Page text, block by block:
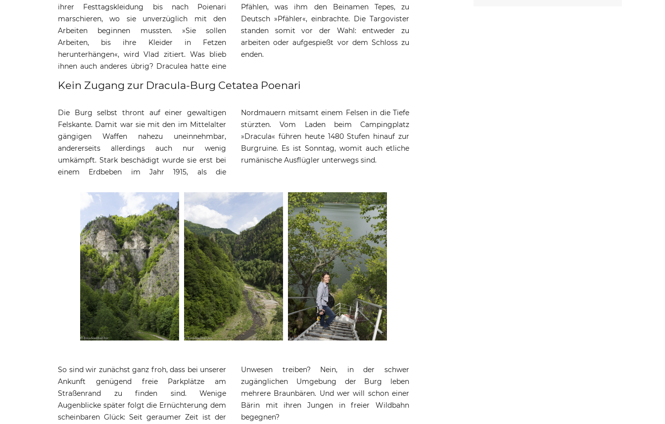
ihrer Festtagskleidung bis nach Poienari
marschieren, wo sie unverzüglich mit den
Arbeiten beginnen mussten. »Sie sollen
Arbeiten, bis ihre Kleider in Fetzen
herunterhängen«, wird Vlad zitiert. Was blieb
ihnen auch anderes übrig? Draculea hatte eine
Pfählen, was ihm den Beinamen Tepes, zu
Deutsch »Pfähler«, einbrachte. Die Targovister
standen somit vor der Wahl: entweder zu
arbeiten oder aufgespießt vor dem Schloss zu
enden.
Kein Zugang zur Dracula-Burg Cetatea Poenari
Die Burg selbst thront auf einer gewaltigen
Felskante. Damit war sie mit den im Mittelalter
gängigen Waffen nahezu uneinnehmbar,
andererseits allerdings auch nur wenig
umkämpft. Stark beschädigt wurde sie erst bei
einem Erdbeben im Jahr 1915, als die
Nordmauern mitsamt einem Felsen in die Tiefe
stürzten. Vom Laden beim Campingplatz
»Dracula« führen heute 1480 Stufen hinauf zur
Burgruine. Es ist Sonntag, womit auch etliche
rumänische Ausflügler unterwegs sind.
So sind wir zunächst ganz froh, dass bei unserer
Ankunft genügend freie Parkplätze am
Straßenrand zu finden sind. Wenige
Augenblicke später folgt die Ernüchterung dem
scheinbaren Glück: Seit geraumer Zeit ist der
Unwesen treiben? Nein, in der schwer
zugänglichen Umgebung der Burg leben
mehrere Braunbären. Und wer will schon einer
Bärin mit ihren Jungen in freier Wildbahn
begegnen?